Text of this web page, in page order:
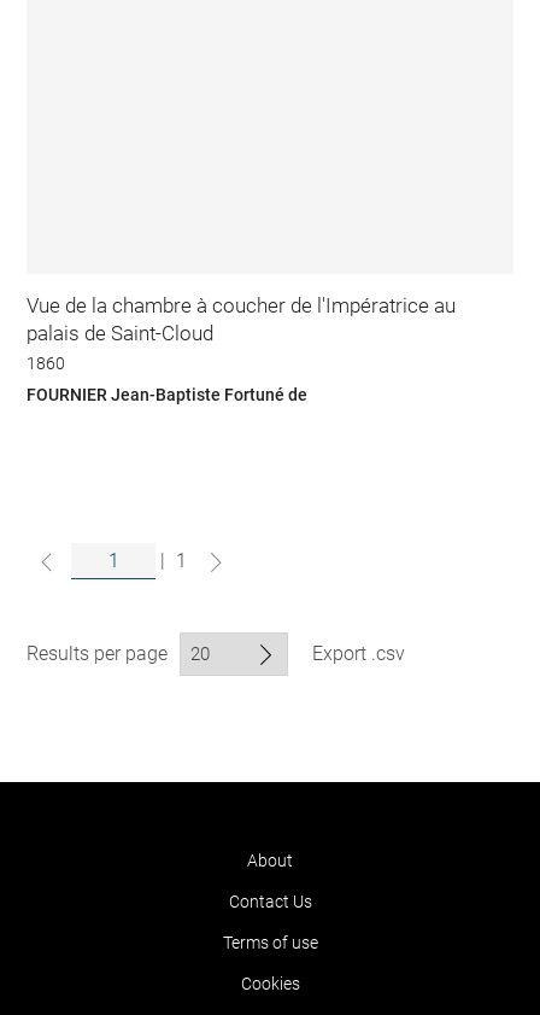
Vue de la chambre à coucher de l'Impératrice au
palais de Saint-Cloud
1860
FOURNIER Jean-Baptiste Fortuné de
| 1
Results per page Export .csv
About
Contact Us
Terms of use
Cookies